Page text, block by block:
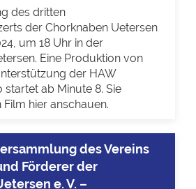
des dritten
der Chorknaben Uetersen
um 18 Uhr in der
Eine Produktion von
der HAW
startet ab Minute 8. Sie
hier anschauen.
des Vereins
Förderer der
e. V. –